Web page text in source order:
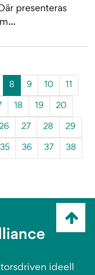
presenteras
8 (Aktuell
sida)
9 10
18 19 20
27 28 29
35 36 37 38
mig
ideell